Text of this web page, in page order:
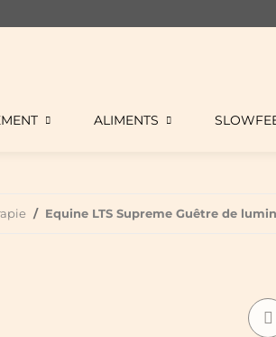
ALIMENTS
Equine LTS Supreme Guêtre de